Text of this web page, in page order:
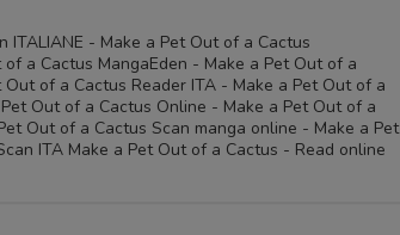
- Make a Pet Out of a Cactus
a Cactus MangaEden - Make a Pet Out of a
of a Cactus Reader ITA - Make a Pet Out of a
Out of a Cactus Online - Make a Pet Out of a
Out of a Cactus Scan manga online - Make a Pet
ITA Make a Pet Out of a Cactus - Read online